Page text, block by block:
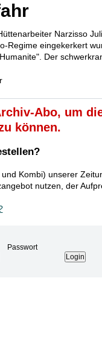
Narzisso
Regime eingekerkert
Der
Abo, um
können.
Kombi) unserer
nutzen, der
Passwort